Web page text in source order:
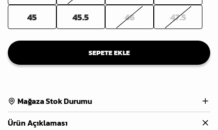
45
45.5 46 47.5
SEPETE EKLE
Mağaza Stok Durumu
Ürün Açıklaması